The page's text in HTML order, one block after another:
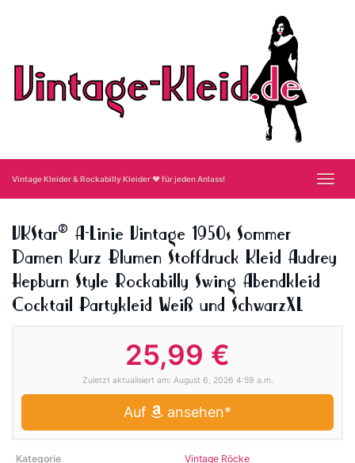
Vintage Kleider & Rockabilly Kleider ❤ für jeden Anlass!
VKStar® A-Linie Vintage 1950s Sommer
Damen Kurz Blumen Stoffdruck Kleid Audrey
Hepburn Style Rockabilly Swing Abendkleid
Cocktail Partykleid Weiß und SchwarzXL
25,99 €
Zuletzt aktualisiert am: August 6, 2026 4:59 a.m.
Auf ansehen*
Kategorie
Vintage Röcke